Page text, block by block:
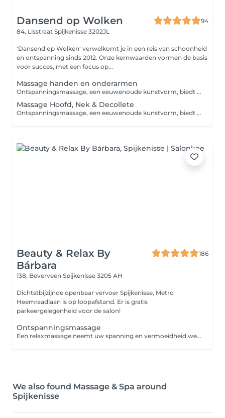
Dansend op Wolken
94
84, Lisstraat Spijkenisse 3202JL
'Dansend op Wolken' verwelkomt je in een reis van schoonheid
en ontspanning sinds 2012. Onze kernwaarden vormen de basis
voor succes, met een focus op...
Massage handen en onderarmen
Ontspanningsmassage, een eeuwenoude kunstvorm, biedt een oase van rust te midden van de drukte van het moderne leven. De kern van deze massagevorm is het kalmeren van zowel lichaam als geest. Het primaire doel van deze massage is om zowel de geest als het lichaam tot rust te brengen. Ontspanningsmassage concentreert zich uitsluitend op de oppervlakkige spierlagen. Het tempo en de druk tijdens een ontspanningsmassage liggen doorgaans lager, wat zorgt voor een kalmerende en rustgevende ervaring.
Massage Hoofd, Nek & Decollete
Ontspanningsmassage, een eeuwenoude kunstvorm, biedt een oase van rust te midden van de drukte van het moderne leven. De kern van deze massagevorm is het kalmeren van zowel lichaam als geest. Het primaire doel van deze massage is om zowel de geest als het lichaam tot rust te brengen. Ontspanningsmassage concentreert zich uitsluitend op de oppervlakkige spierlagen. Het tempo en de druk tijdens een ontspanningsmassage liggen doorgaans lager, wat zorgt voor een kalmerende en rustgevende ervaring.
Beauty & Relax By
Bárbara
186
138, Beverveen Spijkenisse 3205 AH
Dichtstbijzijnde openbaar vervoer Spijkenisse, Metro
Heemraadlaan is op loopafstand. Er is gratis
parkeergelegenheid voor de salon!
Ontspanningsmassage
Een relaxmassage neemt uw spanning en vermoeidheid weg. En brengt daar ontspanning en nieuwe energie voor in de plaats. Meestal is de massage wat zachter, maar de keuze is aan u. Doel: rust en algehele ontspanning van uw lichaam en geest. Power: zachte tot gemiddelde druk. Gemasseerde zones: nek, schouders, rug, benen (voorkant en achterkant), armen en hoofd. Drukpunten: de drukpunten worden met lichte kracht gemasseerd. Effect: betere doorstroom van lichamelijke en emotionele energie, waardoor u zich vitaler en energieker voelt.
We also found Massage & Spa around
Spijkenisse